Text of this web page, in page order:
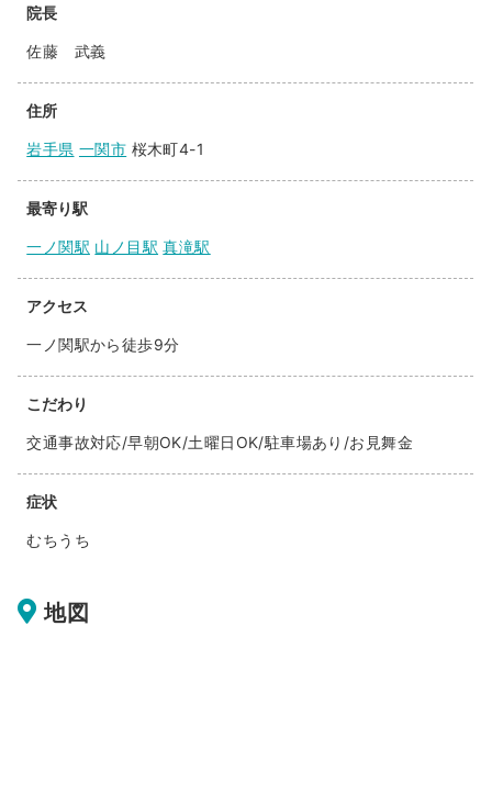
院長
佐藤 武義
住所
岩手県 一関市 桜木町4-1
最寄り駅
一ノ関駅 山ノ目駅 真滝駅
アクセス
一ノ関駅から徒歩9分
こだわり
交通事故対応/早朝OK/土曜日OK/駐車場あり/お見舞金
症状
むちうち
地図